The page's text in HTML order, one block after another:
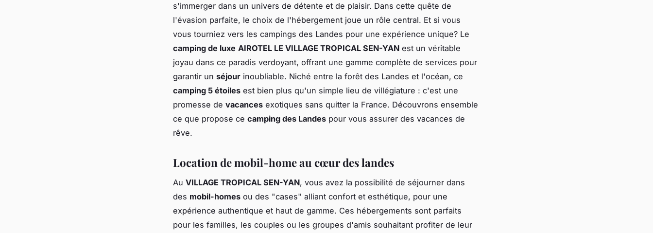
s'immerger dans un univers de détente et de plaisir. Dans cette quête de
l'évasion parfaite, le choix de l'hébergement joue un rôle central. Et si vous
vous tourniez vers les campings des Landes pour une expérience unique? Le
camping de luxe AIROTEL LE VILLAGE TROPICAL SEN-YAN est un véritable
joyau dans ce paradis verdoyant, offrant une gamme complète de services pour
garantir un séjour inoubliable. Niché entre la forêt des Landes et l'océan, ce
camping 5 étoiles est bien plus qu'un simple lieu de villégiature : c'est une
promesse de vacances exotiques sans quitter la France. Découvrons ensemble
ce que propose ce camping des Landes pour vous assurer des vacances de
rêve.
Location de mobil-home au cœur des landes
Au VILLAGE TROPICAL SEN-YAN, vous avez la possibilité de séjourner dans
des mobil-homes ou des "cases" alliant confort et esthétique, pour une
expérience authentique et haut de gamme. Ces hébergements sont parfaits
pour les familles, les couples ou les groupes d'amis souhaitant profiter de leur